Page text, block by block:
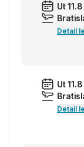
Ut
Detail
Ut
Detail